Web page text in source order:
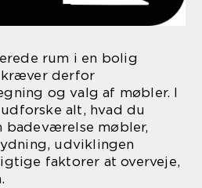
rum i en bolig
derfor
og valg af møbler. I
alt, hvad du
badeværelse møbler,
udviklingen
faktorer at overveje,